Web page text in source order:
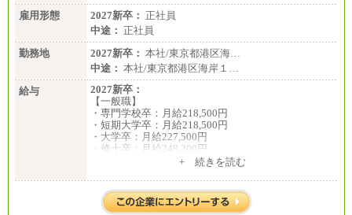
雇用形態
2027新卒： 正社員
中途： 正社員
勤務地
2027新卒： 本社/東京都港区海…
中途： 本社/東京都港区海岸１…
給与
2027新卒：
【一般職】
・専門学校卒：月給218,500円
・短期大学卒：月給218,500円
・大学卒：月給227,500円
・修士卒：月給248,300円
・博士卒：月給257,300円
【総合職】
・大学卒：月給253,500円
・修士卒：月給261,500円
+ 続きを読む